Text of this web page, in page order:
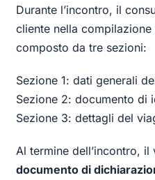
Durante l’incontro, il
cliente nella
composto da tre sezioni:
Sezione 1: dati generali
Sezione 2: documento di
Sezione 3: dettagli del
Al termine dell’incontro,
documento di